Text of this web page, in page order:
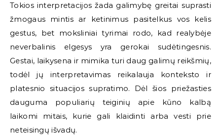
Tokios interpretacijos žada galimybę greitai suprasti
žmogaus mintis ar ketinimus pasitelkus vos kelis
gestus, bet moksliniai tyrimai rodo, kad realybėje
neverbalinis elgesys yra gerokai sudėtingesnis.
Gestai, laikysena ir mimika turi daug galimų reikšmių,
todėl jų interpretavimas reikalauja konteksto ir
platesnio situacijos supratimo. Dėl šios priežasties
dauguma populiarių teiginių apie kūno kalbą
laikomi mitais, kurie gali klaidinti arba vesti prie
neteisingų išvadų.